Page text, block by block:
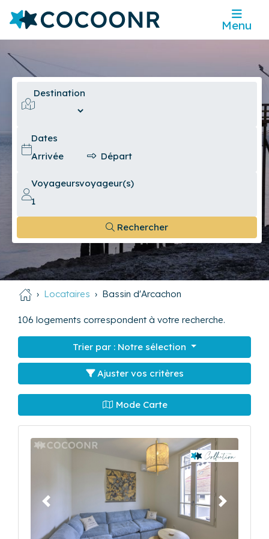
Menu
Destination
Dates
Voyageursvoyageur(s)
Rechercher
Locataires Bassin d'Arcachon
106 logements correspondent à votre recherche.
Trier par : Notre sélection
Ajuster vos critères
Mode Carte
Précédent Suivant